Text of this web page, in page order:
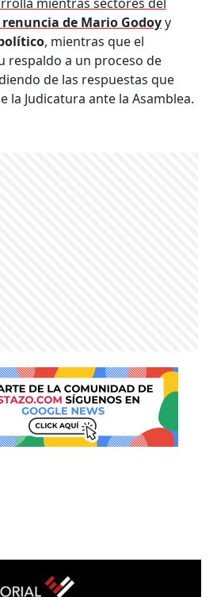
renuncia de Mario Godoyy
, mientras que el
respaldo a un proceso de
de las respuestas que
la Judicatura ante la Asamblea.